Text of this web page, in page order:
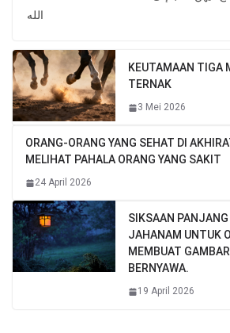
الله
KEUTAMAAN TIGA
TERNAK
3 Mei 2026
ORANG-ORANG YANG SEHAT DI
MELIHAT PAHALA ORANG YANG SAKIT
24 April 2026
SIKSAAN PANJANG
JAHANAM UNTUK
MEMBUAT
BERNYAWA.
19 April 2026